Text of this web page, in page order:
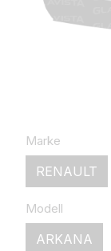
Marke
RENAULT
Modell
ARKANA